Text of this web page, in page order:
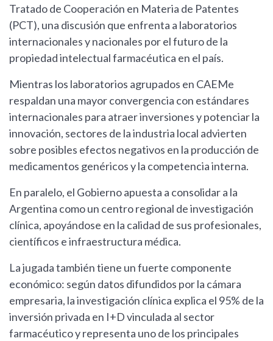
Tratado de Cooperación en Materia de Patentes
(PCT), una discusión que enfrenta a laboratorios
internacionales y nacionales por el futuro de la
propiedad intelectual farmacéutica en el país.
Mientras los laboratorios agrupados en CAEMe
respaldan una mayor convergencia con estándares
internacionales para atraer inversiones y potenciar la
innovación, sectores de la industria local advierten
sobre posibles efectos negativos en la producción de
medicamentos genéricos y la competencia interna.
En paralelo, el Gobierno apuesta a consolidar a la
Argentina como un centro regional de investigación
clínica, apoyándose en la calidad de sus profesionales,
científicos e infraestructura médica.
La jugada también tiene un fuerte componente
económico: según datos difundidos por la cámara
empresaria, la investigación clínica explica el 95% de la
inversión privada en I+D vinculada al sector
farmacéutico y representa uno de los principales